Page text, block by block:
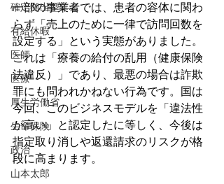
確定拠出型年金
有給休暇
医師
医療
厚生労働省
生命保険
政治
山本太郎
一部の事業者では、患者の容体に関わ
らず「売上のために一律で訪問回数を
設定する」という実態がありました。
これは「療養の給付の乱用（健康保険
法違反）」であり、最悪の場合は詐欺
罪にも問われかねない行為です。国は
今回、このビジネスモデルを「違法性
が高い」と認定したに等しく、今後は
指定取り消しや返還請求のリスクが格
段に高まります。